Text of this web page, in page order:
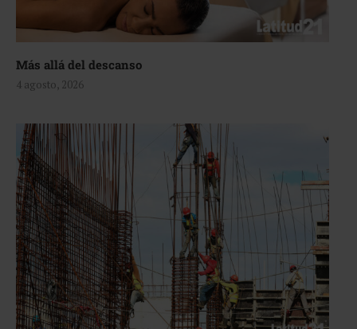
Más allá del descanso
4 agosto, 2026